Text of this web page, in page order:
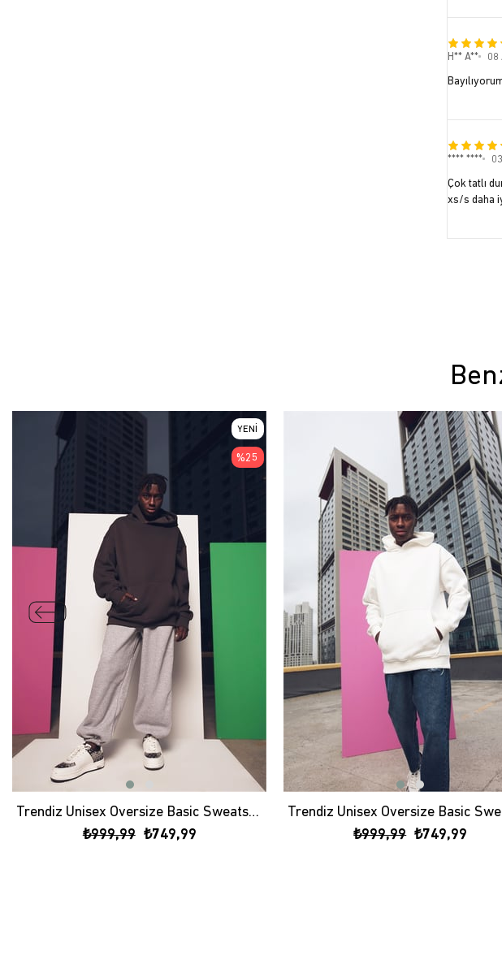
H** A** 08
**** ****
Çok tatlı
xs/s daha
Trendiz Unisex Oversize Basic Sweatshirt Hoodie Antrasit
₺749,99
₺999,99
YENI
ÜRÜN
%25
₺749,99
₺999,99